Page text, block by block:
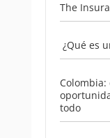
The
¿Qué es
todo